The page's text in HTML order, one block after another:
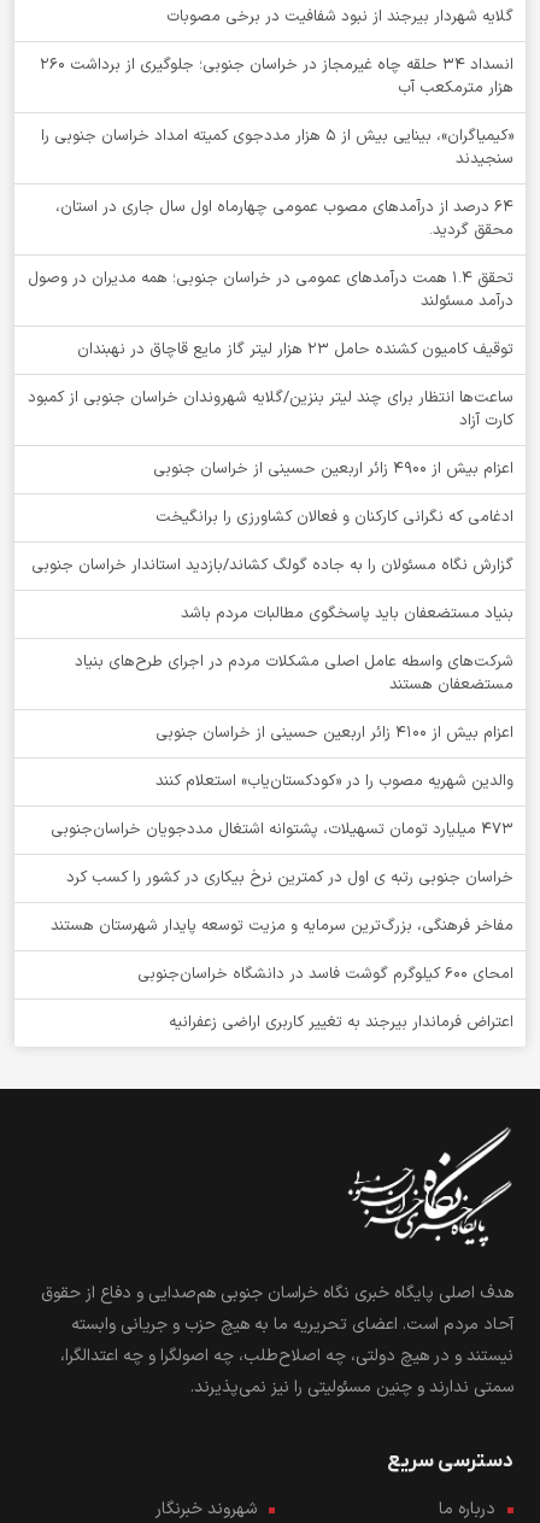
گلایه شهردار بیرجند از نبود شفافیت در برخی مصوبات
انسداد ۳۴ حلقه چاه غیرمجاز در خراسان جنوبی؛ جلوگیری از برداشت ۲۶۰
هزار مترمکعب آب
«کیمیاگران»، بینایی بیش از ۵ هزار مددجوی کمیته امداد خراسان جنوبی را
سنجیدند
64 درصد از درآمدهای مصوب عمومی چهارماه اول سال جاری در استان،
محقق گردید.
تحقق ۱.۴ همت درآمدهای عمومی در خراسان جنوبی؛ همه مدیران در وصول
درآمد مسئولند
توقيف کامیون کشنده حامل 23 هزار لیتر گاز مایع قاچاق در نهبندان
ساعت‌ها انتظار برای چند لیتر بنزین/گلایه شهروندان خراسان جنوبی از کمبود
کارت آزاد
اعزام بیش از 4900 زائر اربعین حسینی از خراسان جنوبی
ادغامی که نگرانی کارکنان و فعالان کشاورزی را برانگیخت
گزارش نگاه مسئولان را به جاده گولگ کشاند/بازدید استاندار خراسان جنوبی
بنیاد مستضعفان باید پاسخگوی مطالبات مردم باشد
شرکت‌های واسطه عامل اصلی مشکلات مردم در اجرای طرح‌های بنیاد
مستضعفان هستند
اعزام بیش از 4100 زائر اربعین حسینی از خراسان جنوبی
والدین شهریه مصوب را در «کودکستان‌یاب» استعلام کنند
۴۷۳ میلیارد تومان تسهیلات، پشتوانه اشتغال مددجویان خراسان‌جنوبی
خراسان جنوبی رتبه ی اول در کمترین نرخ بیکاری در کشور را کسب کرد
مفاخر فرهنگی، بزرگ‌ترین سرمایه و مزیت توسعه پایدار شهرستان هستند
امحای ۶۰۰ کیلوگرم گوشت فاسد در دانشگاه خراسان‌جنوبی
اعتراض فرماندار بیرجند به تغییر کاربری اراضی زعفرانیه
هدف اصلی پایگاه خبری نگاه خراسان جنوبی هم‌صدایی و دفاع از حقوق
آحاد مردم است. اعضای تحریریه ما به هیچ حزب و جریانی وابسته
نیستند و در هیچ دولتی، چه اصلاح‌طلب، چه اصولگرا و چه اعتدالگرا،
سمتی ندارند و چنین مسئولیتی را نیز نمی‌پذیرند.
دسترسی سریع
درباره ما شهروند خبرنگار